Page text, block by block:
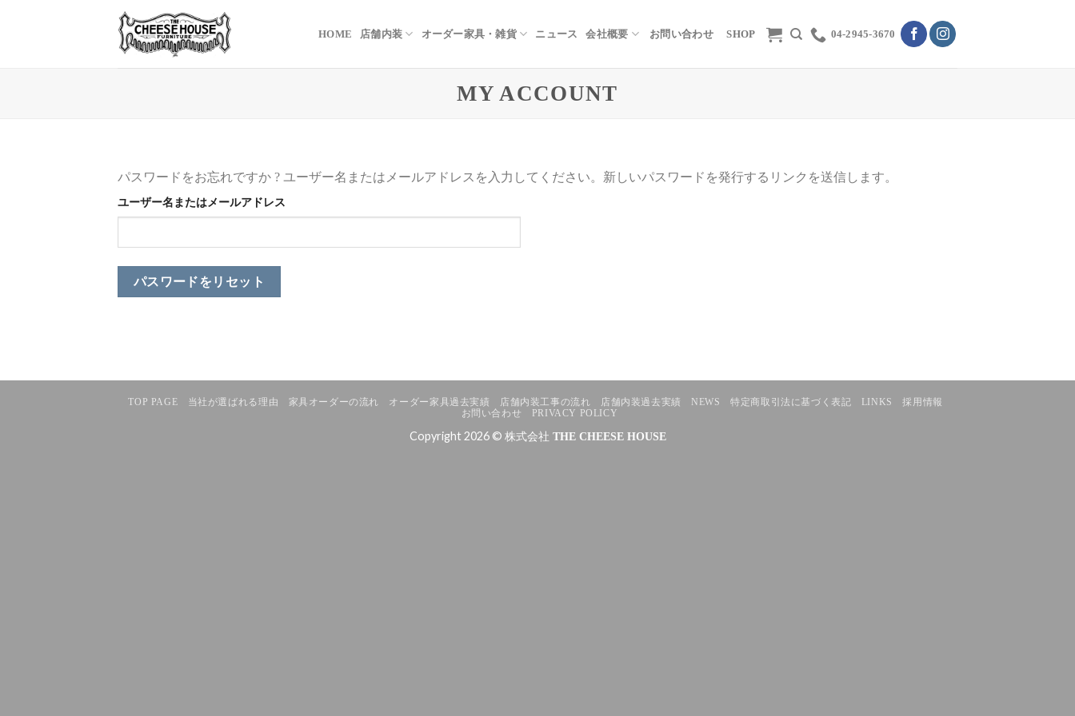
HOME 店舗内装 オーダー家具・雑貨 ニュース 会社概要 お問い合わせ SHOP 04-2945-3670
MY ACCOUNT
パスワードをお忘れですか ? ユーザー名またはメールアドレスを入力してください。新しいパスワードを発行するリンクを送信します。
ユーザー名またはメールアドレス
パスワードをリセット
TOP PAGE 当社が選ばれる理由 家具オーダーの流れ オーダー家具過去実績 店舗内装工事の流れ 店舗内装過去実績 NEWS 特定商取引法に基づく表記 LINKS
採用情報
お問い合わせ
PRIVACY POLICY
Copyright 2026 © 株式会社 THE CHEESE HOUSE